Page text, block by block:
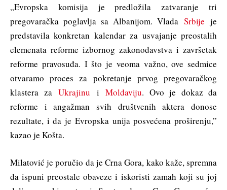
„Evropska komisija je predložila zatvaranje tri
pregovaračka poglavlja sa Albanijom. Vlada Srbije je
predstavila konkretan kalendar za usvajanje preostalih
elemenata reforme izbornog zakonodavstva i završetak
reforme pravosuđa. I što je veoma važno, ove sedmice
otvaramo proces za pokretanje prvog pregovaračkog
klastera za Ukrajinu i Moldaviju. Ovo je dokaz da
reforme i angažman svih društvenih aktera donose
rezultate, i da je Evropska unija posvećena proširenju,”
kazao je Košta.
Milatović je poručio da je Crna Gora, kako kaže, spremna
da ispuni preostale obaveze i iskoristi zamah koji su joj